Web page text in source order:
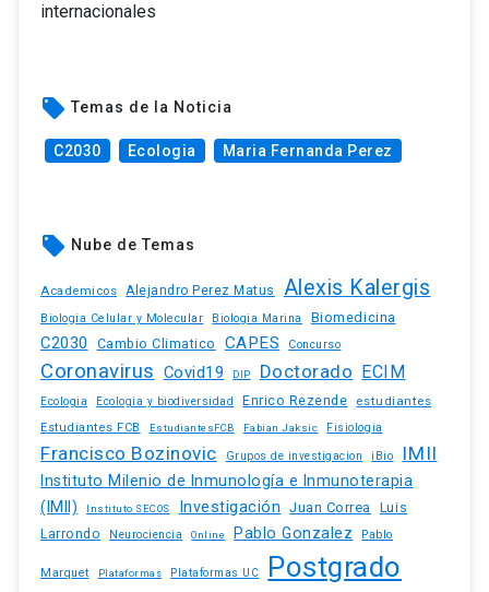
internacionales
local_offer Temas de la Noticia
C2030 Ecologia Maria Fernanda Perez
local_offer Nube de Temas
Academicos Alejandro Perez Matus Alexis Kalergis
Biologia Celular y Molecular Biologia Marina Biomedicina
C2030 Cambio Climatico CAPES Concurso
Coronavirus Covid19 DIP Doctorado ECIM
Ecologia Ecologia y biodiversidad Enrico Rezende estudiantes
Estudiantes FCB EstudiantesFCB Fabian Jaksic Fisiologia
Francisco Bozinovic Grupos de investigacion iBio IMII
Instituto Milenio de Inmunología e Inmunoterapia
(IMII)
Instituto SECOS Investigación Juan Correa Luis
Larrondo
Neurociencia Online Pablo Gonzalez Pablo
Marquet Plataformas Plataformas UC Postgrado